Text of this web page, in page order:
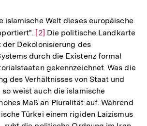
islamische Welt dieses europäische
Zur
Auflösung
der
Fußnote
[2] Die politische Landkarte
Dekolonisierung des
durch die Existenz formal
gekennzeichnet. Was die
des Verhältnisses von Staat und
weist auch die islamische
Maß an Pluralität auf. Während
Türkei einem rigiden Laizismus